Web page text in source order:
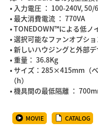
• 入力電圧 ： 100-240V, 50/
• 最大消費電流 ： 770VA
• TONEDOWN™による低ノ
• 選択可能なファンオプシ
• 新しいハウジングと外部
• 重量： 36.8Kg
• サイズ：285×415mm（
（h）
• 機具間の最低隔離 ：
MOVIE CATALOG